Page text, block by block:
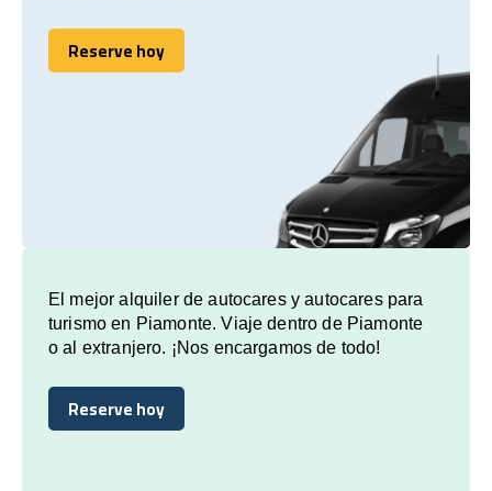
Reserve hoy
Reserve hoy
El mejor alquiler de autocares y autocares para
turismo en Piamonte. Viaje dentro de Piamonte
o al extranjero. ¡Nos encargamos de todo!
Reserve hoy
Reserve hoy